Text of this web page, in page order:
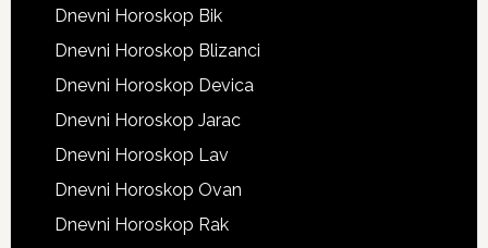
Dnevni Horoskop Bik
Dnevni Horoskop Blizanci
Dnevni Horoskop Devica
Dnevni Horoskop Jarac
Dnevni Horoskop Lav
Dnevni Horoskop Ovan
Dnevni Horoskop Rak